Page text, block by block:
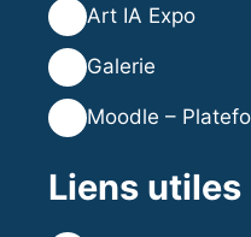
Art IA Expo
Galerie
Moodle –
Liens utiles